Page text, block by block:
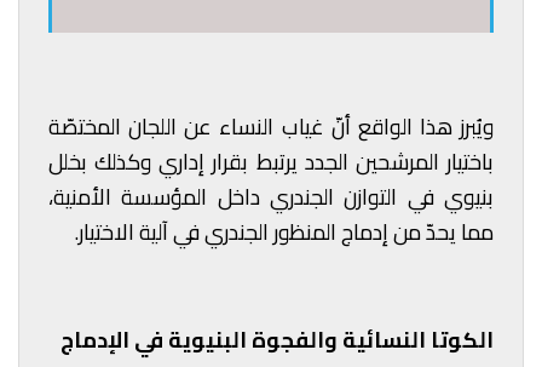
ويُبرز هذا الواقع أنّ غياب النساء عن اللجان المختصّة
باختيار المرشحين الجدد يرتبط بقرار إداري وكذلك بخلل
بنيوي في التوازن الجندري داخل المؤسسة الأمنية،
مما يحدّ من إدماج المنظور الجندري في آلية الاختيار.
الكوتا النسائية والفجوة البنيوية في الإدماج